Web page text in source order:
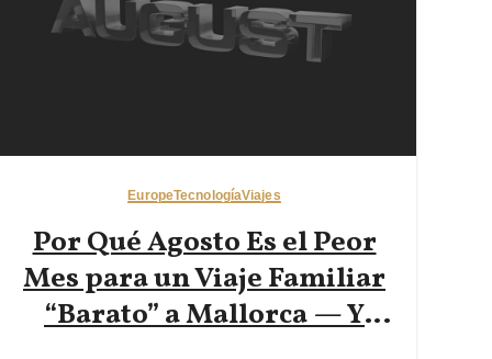
EuropeTecnologíaViajes
Por Qué Agosto Es el Peor
Mes para un Viaje Familiar
“Barato” a Mallorca — Y